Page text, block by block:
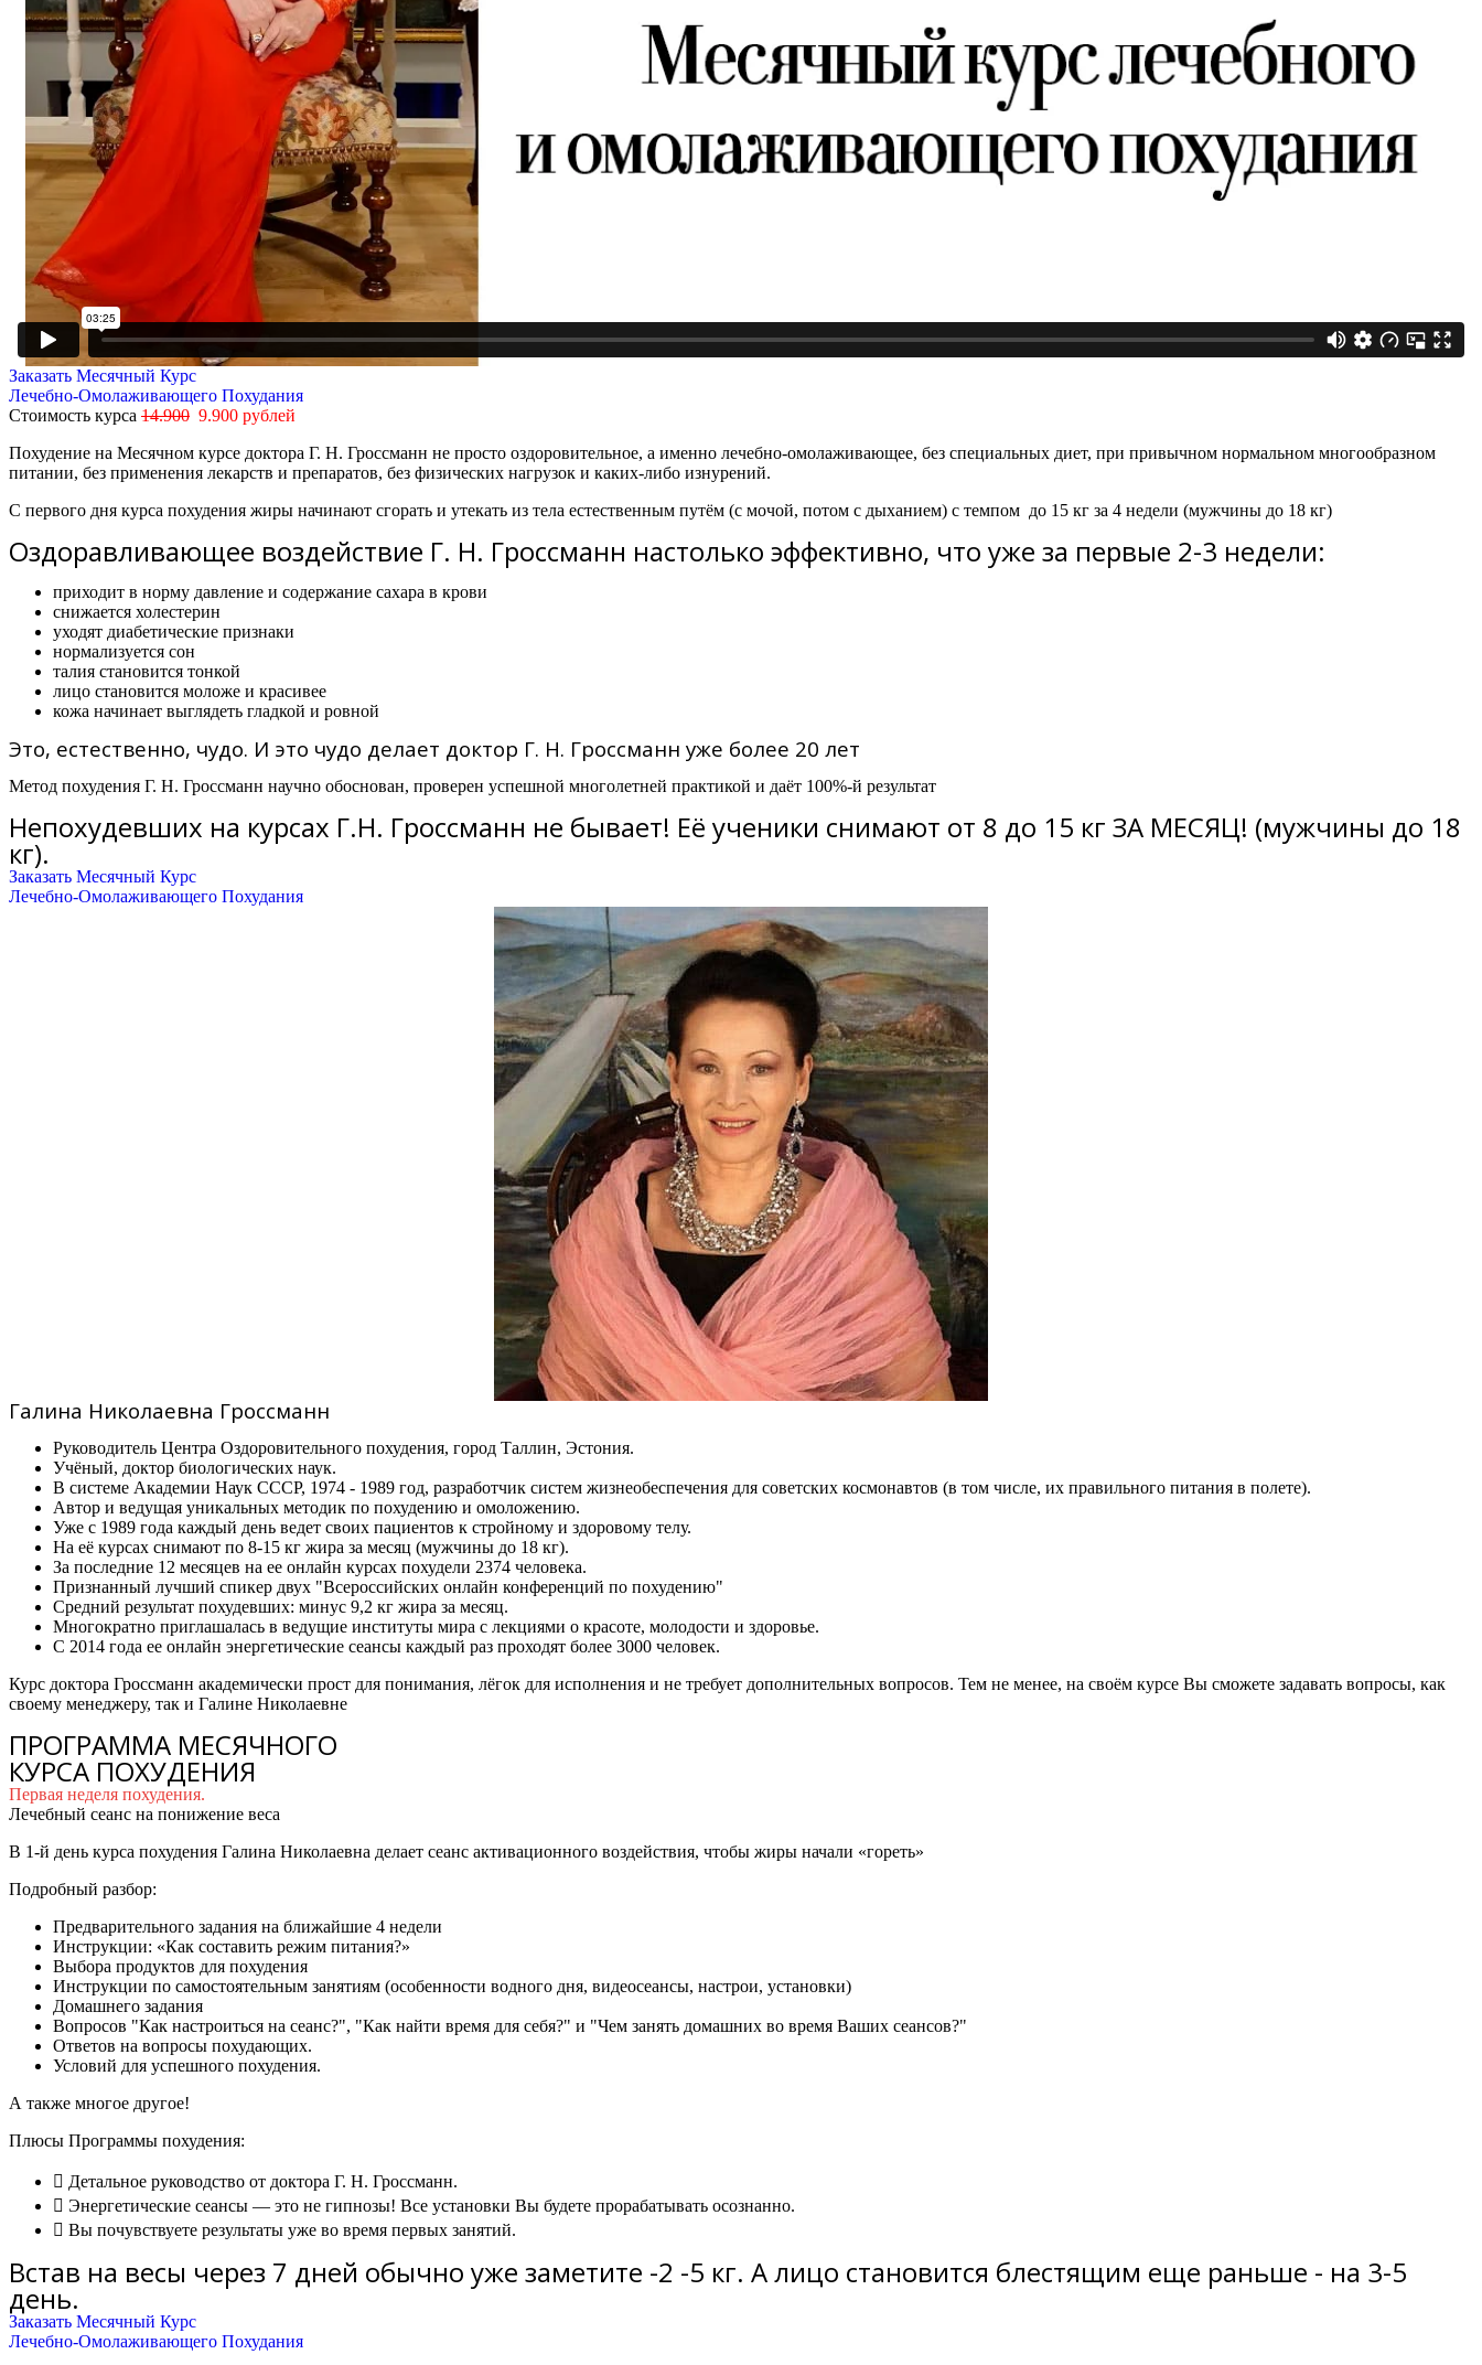
Заказать Месячный Курс
Лечебно-Омолаживающего Похудания
Стоимость курса 14.900 9.900 рублей
Похудение на Месячном курсе доктора Г. Н. Гроссманн не просто оздоровительное, а именно лечебно-омолаживающее, без специальных диет, при привычном нормальном многообразном
питании, без применения лекарств и препаратов, без физических нагрузок и каких-либо изнурений.
С первого дня курса похудения жиры начинают сгорать и утекать из тела естественным путём (с мочой, потом с дыханием) с темпом до 15 кг за 4 недели (мужчины до 18 кг)
Оздоравливающее воздействие Г. Н. Гроссманн настолько эффективно, что уже за первые 2-3 недели:
приходит в норму давление и содержание сахара в крови
снижается холестерин
уходят диабетические признаки
нормализуется сон
талия становится тонкой
лицо становится моложе и красивее
кожа начинает выглядеть гладкой и ровной
Это, естественно, чудо. И это чудо делает доктор Г. Н. Гроссманн уже более 20 лет
Метод похудения Г. Н. Гроссманн научно обоснован, проверен успешной многолетней практикой и даёт 100%-й результат
Непохудевших на курсах Г.Н. Гроссманн не бывает! Её ученики снимают от 8 до 15 кг ЗА МЕСЯЦ! (мужчины до 18
кг).
Заказать Месячный Курс
Лечебно-Омолаживающего Похудания
Галина Николаевна Гроссманн
Руководитель Центра Оздоровительного похудения, город Таллин, Эстония.
Учёный, доктор биологических наук.
В системе Академии Наук СССР, 1974 - 1989 год, разработчик систем жизнеобеспечения для советских космонавтов (в том числе, их правильного питания в полете).
Автор и ведущая уникальных методик по похудению и омоложению.
Уже с 1989 года каждый день ведет своих пациентов к стройному и здоровому телу.
На её курсах снимают по 8-15 кг жира за месяц (мужчины до 18 кг).
За последние 12 месяцев на ее онлайн курсах похудели 2374 человека.
Признанный лучший спикер двух "Всероссийских онлайн конференций по похудению"
Средний результат похудевших: минус 9,2 кг жира за месяц.
Многократно приглашалась в ведущие институты мира с лекциями о красоте, молодости и здоровье.
С 2014 года ее онлайн энергетические сеансы каждый раз проходят более 3000 человек.
Курс доктора Гроссманн академически прост для понимания, лёгок для исполнения и не требует дополнительных вопросов. Тем не менее, на своём курсе Вы сможете задавать вопросы, как
своему менеджеру, так и Галине Николаевне
ПРОГРАММА МЕСЯЧНОГО
КУРСА ПОХУДЕНИЯ
Первая неделя похудения.
Лечебный сеанс на понижение веса
В 1-й день курса похудения Галина Николаевна делает сеанс активационного воздействия, чтобы жиры начали «гореть»
Подробный разбор:
Предварительного задания на ближайшие 4 недели
Инструкции: «Как составить режим питания?»
Выбора продуктов для похудения
Инструкции по самостоятельным занятиям (особенности водного дня, видеосеансы, настрои, установки)
Домашнего задания
Вопросов "Как настроиться на сеанс?", "Как найти время для себя?" и "Чем занять домашних во время Ваших сеансов?"
Ответов на вопросы похудающих.
Условий для успешного похудения.
А также многое другое!
Плюсы Программы похудения:
Детальное руководство от доктора Г. Н. Гроссманн.
Энергетические сеансы — это не гипнозы! Все установки Вы будете прорабатывать осознанно.
Вы почувствуете результаты уже во время первых занятий.
Встав на весы через 7 дней обычно уже заметите -2 -5 кг. А лицо становится блестящим еще раньше - на 3-5
день.
Заказать Месячный Курс
Лечебно-Омолаживающего Похудания